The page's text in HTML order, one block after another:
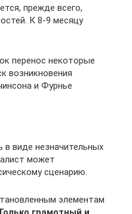
прежде всего,
К 8-9 месяцу
перенос некоторые
возникновения
и Фурнье
в виде незначительных
может
сценарию.
элементам